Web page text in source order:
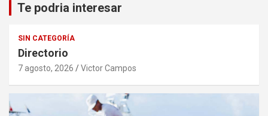
Te podria interesar
SIN CATEGORÍA
Directorio
7 agosto, 2026 Victor Campos